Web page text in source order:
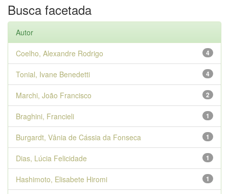
Busca facetada
Autor
4
Coelho, Alexandre Rodrigo
4
Tonial, Ivane Benedetti
2
Marchi, João Francisco
1
Braghini, Francieli
1
Burgardt, Vânia de Cássia da Fonseca
1
Dias, Lúcia Felicidade
1
Hashimoto, Elisabete Hiromi